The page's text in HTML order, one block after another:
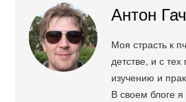
Антон
Моя страсть к
детстве, и с
изучению и
В своем блоге